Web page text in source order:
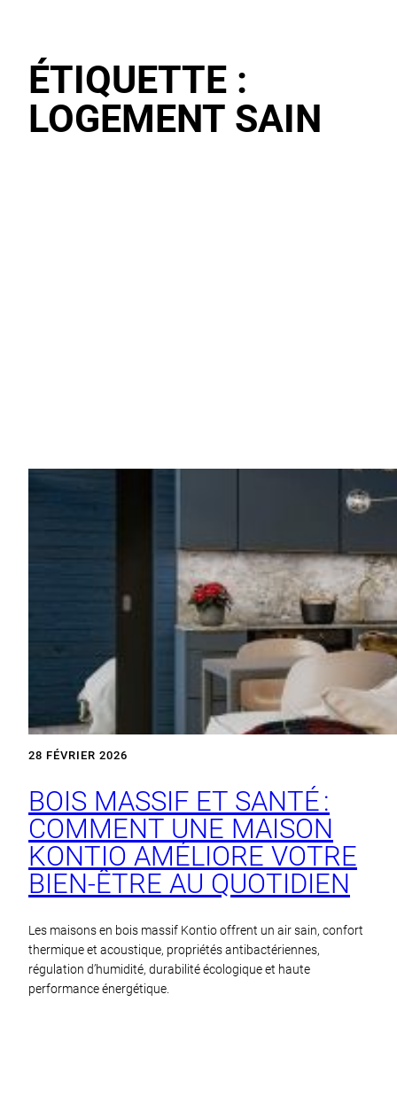
ÉTIQUETTE :
LOGEMENT SAIN
28 FÉVRIER 2026
BOIS MASSIF ET SANTÉ :
COMMENT UNE MAISON
KONTIO AMÉLIORE VOTRE
BIEN-ÊTRE AU QUOTIDIEN
Les maisons en bois massif Kontio offrent un air sain, confort
thermique et acoustique, propriétés antibactériennes,
régulation d’humidité, durabilité écologique et haute
performance énergétique.